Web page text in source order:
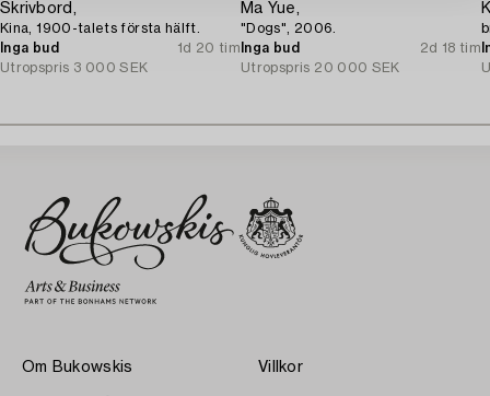
Skrivbord,
Kina, 1900-talets första hälft.
Inga bud
1d 20 tim
Utropspris 3 000 SEK
Ma Yue,
"Dogs", 2006.
Inga bud
2d 18 tim
Utropspris 20 000 SEK
Om Bukowskis Villkor